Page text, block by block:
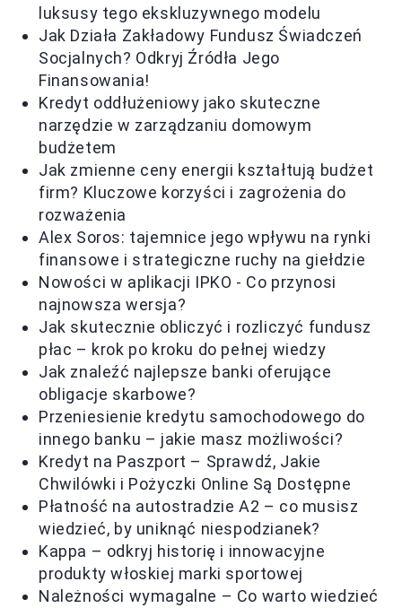
luksusy tego ekskluzywnego modelu
Jak Działa Zakładowy Fundusz Świadczeń
Socjalnych? Odkryj Źródła Jego
Finansowania!
Kredyt oddłużeniowy jako skuteczne
narzędzie w zarządzaniu domowym
budżetem
Jak zmienne ceny energii kształtują budżet
firm? Kluczowe korzyści i zagrożenia do
rozważenia
Alex Soros: tajemnice jego wpływu na rynki
finansowe i strategiczne ruchy na giełdzie
Nowości w aplikacji IPKO - Co przynosi
najnowsza wersja?
Jak skutecznie obliczyć i rozliczyć fundusz
płac – krok po kroku do pełnej wiedzy
Jak znaleźć najlepsze banki oferujące
obligacje skarbowe?
Przeniesienie kredytu samochodowego do
innego banku – jakie masz możliwości?
Kredyt na Paszport – Sprawdź, Jakie
Chwilówki i Pożyczki Online Są Dostępne
Płatność na autostradzie A2 – co musisz
wiedzieć, by uniknąć niespodzianek?
Kappa – odkryj historię i innowacyjne
produkty włoskiej marki sportowej
Należności wymagalne – Co warto wiedzieć